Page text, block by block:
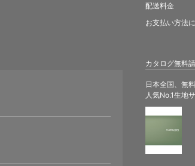
カタログ無料
日本全国、無
人気No.1生地
配送料金
お支払い方法